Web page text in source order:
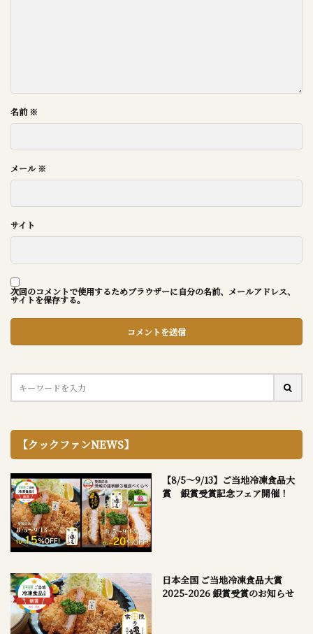
名前※
メール※
サイト
次回のコメントで使用するためブラウザーに自分の名前、メールアドレス、
サイトを保存する。
【クックファンNEWS】
【8/5～9/13】ご当地冷凍食品大
賞 銀賞受賞記念フェア開催！
日本全国 ご当地冷凍食品大賞
2025-2026 銀賞受賞のお知らせ